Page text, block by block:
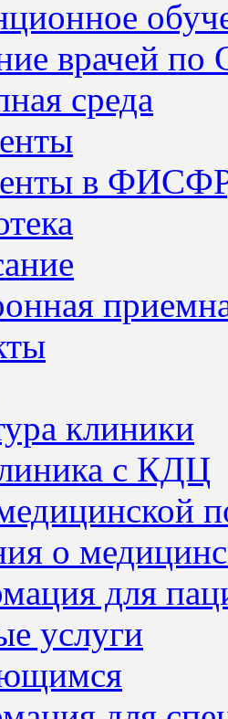
врачей по
среда
в
клиники
с КДЦ
о
для
услуги